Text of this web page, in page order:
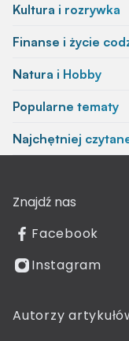
Kultura i rozrywka
Finanse i życie
Natura i Hobby
Popularne tematy
Najchętniej
Znajdź nas
Facebook
Instagram
Autorzy